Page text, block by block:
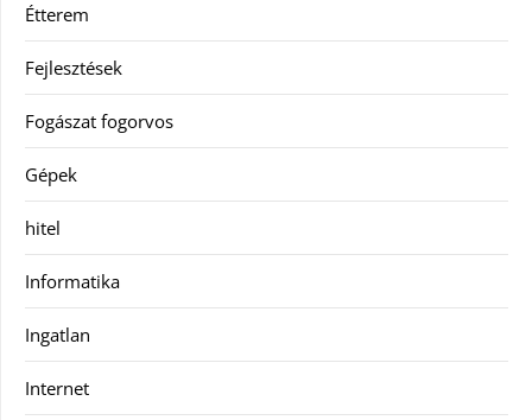
Étterem
Fejlesztések
Fogászat fogorvos
Gépek
hitel
Informatika
Ingatlan
Internet